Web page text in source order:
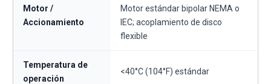
Motor /
Accionamiento
Motor estándar bipolar NEMA o
IEC; acoplamiento de disco
flexible
Temperatura de
operación
<40°C (104°F) estándar